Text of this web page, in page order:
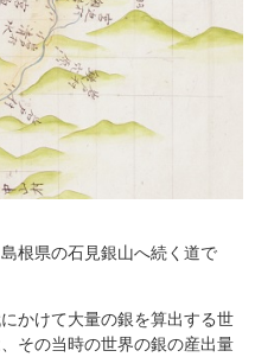
根県の石見銀山へ続く道で
かけて大量の銀を算出する世
その当時の世界の銀の産出量